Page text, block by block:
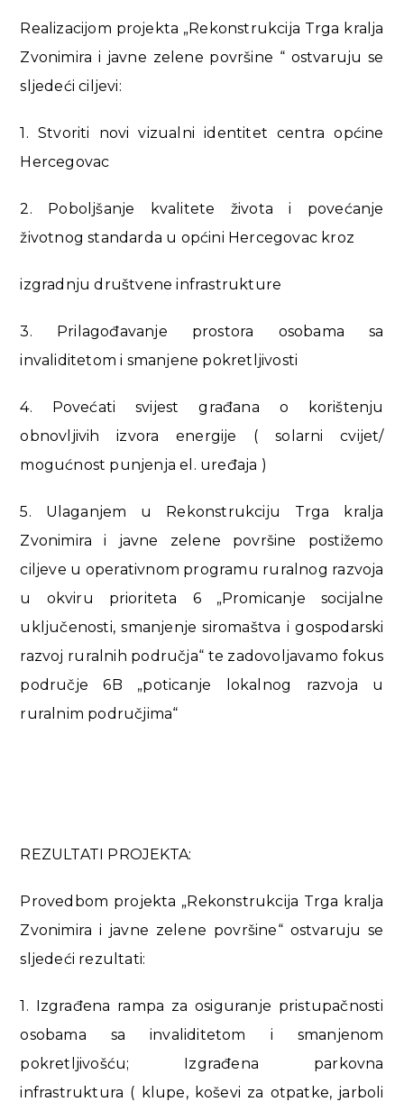
Realizacijom projekta „Rekonstrukcija Trga kralja
Zvonimira i javne zelene površine “ ostvaruju se
sljedeći ciljevi:
1. Stvoriti novi vizualni identitet centra općine
Hercegovac
2. Poboljšanje kvalitete života i povećanje
životnog standarda u općini Hercegovac kroz
izgradnju društvene infrastrukture
3. Prilagođavanje prostora osobama sa
invaliditetom i smanjene pokretljivosti
4. Povećati svijest građana o korištenju
obnovljivih izvora energije ( solarni cvijet/
mogućnost punjenja el. uređaja )
5. Ulaganjem u Rekonstrukciju Trga kralja
Zvonimira i javne zelene površine postižemo
ciljeve u operativnom programu ruralnog razvoja
u okviru prioriteta 6 „Promicanje socijalne
uključenosti, smanjenje siromaštva i gospodarski
razvoj ruralnih područja“ te zadovoljavamo fokus
područje 6B „poticanje lokalnog razvoja u
ruralnim područjima“
REZULTATI PROJEKTA:
Provedbom projekta „Rekonstrukcija Trga kralja
Zvonimira i javne zelene površine“ ostvaruju se
sljedeći rezultati:
1. Izgrađena rampa za osiguranje pristupačnosti
osobama sa invaliditetom i smanjenom
pokretljivošću; Izgrađena parkovna
infrastruktura ( klupe, koševi za otpatke, jarboli